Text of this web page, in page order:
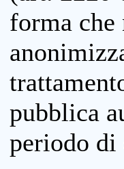
forma che
pubblica
periodo di